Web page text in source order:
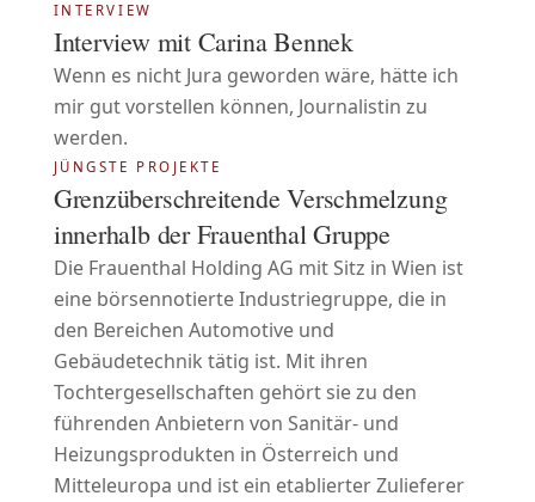
INTERVIEW
Interview mit Carina Bennek
Wenn es nicht Jura geworden wäre, hätte ich
mir gut vorstellen können, Journalistin zu
werden.
JÜNGSTE PROJEKTE
Grenzüberschreitende Verschmelzung
innerhalb der Frauenthal Gruppe
Die Frauenthal Holding AG mit Sitz in Wien ist
eine börsennotierte Industriegruppe, die in
den Bereichen Automotive und
Gebäudetechnik tätig ist. Mit ihren
Tochtergesellschaften gehört sie zu den
führenden Anbietern von Sanitär- und
Heizungsprodukten in Österreich und
Mitteleuropa und ist ein etablierter Zulieferer